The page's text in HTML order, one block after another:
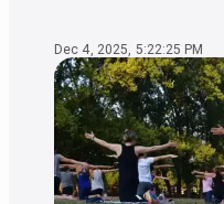
Dec 4, 2025, 5:22:25 PM